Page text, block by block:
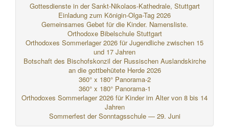
Gottesdienste in der Sankt-Nikolaos-Kathedrale, Stuttgart
Einladung zum Königin-Olga-Tag 2026
Gemeinsames Gebet für die Kinder. Namensliste.
Orthodoxe Bibelschule Stuttgart
Orthodoxes Sommerlager 2026 für Jugendliche zwischen 15
und 17 Jahren
Botschaft des Bischofskonzil der Russischen Auslandskirche
an die gottbehütete Herde 2026
360° x 180° Panorama-2
360° x 180° Panorama-1
Orthodoxes Sommerlager 2026 für Kinder im Alter von 8 bis 14
Jahren
Sommerfest der Sonntagsschule — 29. Juni